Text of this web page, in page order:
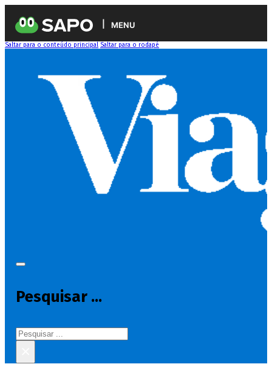
MENU
Saltar para o conteúdo principal Saltar para o rodapé
Pesquisar ...
Pesquisar